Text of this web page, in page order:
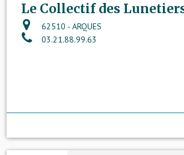
Le Collectif des
62510 - ARQUES
03.21.88.99.63